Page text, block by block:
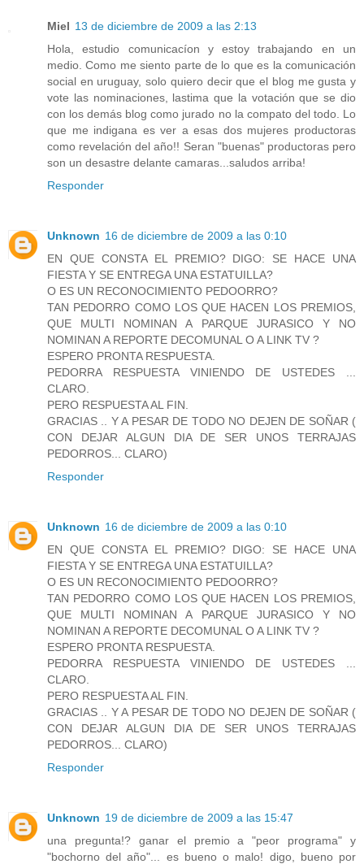
Miel 13 de diciembre de 2009 a las 2:13
Hola, estudio comunicacíon y estoy trabajando en un
medio. Como me siento parte de lo que es la comunicación
social en uruguay, solo quiero decir que el blog me gusta y
vote las nominaciones, lastima que la votación que se dio
con los demás blog como jurado no la compato del todo. Lo
que me indigana es ver a esas dos mujeres productoras
como revelación del año!! Seran "buenas" productoras pero
son un desastre delante camaras...saludos arriba!
Responder
Unknown 16 de diciembre de 2009 a las 0:10
EN QUE CONSTA EL PREMIO? DIGO: SE HACE UNA
FIESTA Y SE ENTREGA UNA ESTATUILLA?
O ES UN RECONOCIMIENTO PEDOORRO?
TAN PEDORRO COMO LOS QUE HACEN LOS PREMIOS,
QUE MULTI NOMINAN A PARQUE JURASICO Y NO
NOMINAN A REPORTE DECOMUNAL O A LINK TV ?
ESPERO PRONTA RESPUESTA.
PEDORRA RESPUESTA VINIENDO DE USTEDES ...
CLARO.
PERO RESPUESTA AL FIN.
GRACIAS .. Y A PESAR DE TODO NO DEJEN DE SOÑAR (
CON DEJAR ALGUN DIA DE SER UNOS TERRAJAS
PEDORROS... CLARO)
Responder
Unknown 16 de diciembre de 2009 a las 0:10
EN QUE CONSTA EL PREMIO? DIGO: SE HACE UNA
FIESTA Y SE ENTREGA UNA ESTATUILLA?
O ES UN RECONOCIMIENTO PEDOORRO?
TAN PEDORRO COMO LOS QUE HACEN LOS PREMIOS,
QUE MULTI NOMINAN A PARQUE JURASICO Y NO
NOMINAN A REPORTE DECOMUNAL O A LINK TV ?
ESPERO PRONTA RESPUESTA.
PEDORRA RESPUESTA VINIENDO DE USTEDES ...
CLARO.
PERO RESPUESTA AL FIN.
GRACIAS .. Y A PESAR DE TODO NO DEJEN DE SOÑAR (
CON DEJAR ALGUN DIA DE SER UNOS TERRAJAS
PEDORROS... CLARO)
Responder
Unknown 19 de diciembre de 2009 a las 15:47
una pregunta!? ganar el premio a "peor programa" y
"bochorno del año"... es bueno o malo! digo, bueno por